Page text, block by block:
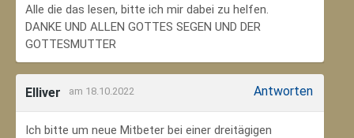
Alle die das lesen, bitte ich mir dabei zu helfen.
DANKE UND ALLEN GOTTES SEGEN UND DER
GOTTESMUTTER
Elliver am 18.10.2022 Antworten
Ich bitte um neue Mitbeter bei einer dreitägigen